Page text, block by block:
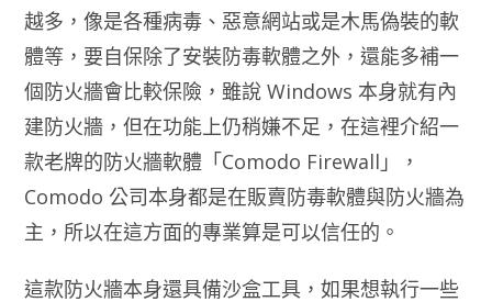
越多，像是各種病毒、惡意網站或是木馬偽裝的軟
體等，要自保除了安裝防毒軟體之外，還能多補一
個防火牆會比較保險，雖說 Windows 本身就有內
建防火牆，但在功能上仍稍嫌不足，在這裡介紹一
款老牌的防火牆軟體「Comodo Firewall」，
Comodo 公司本身都是在販賣防毒軟體與防火牆為
主，所以在這方面的專業算是可以信任的。
這款防火牆本身還具備沙盒工具，如果想執行一些